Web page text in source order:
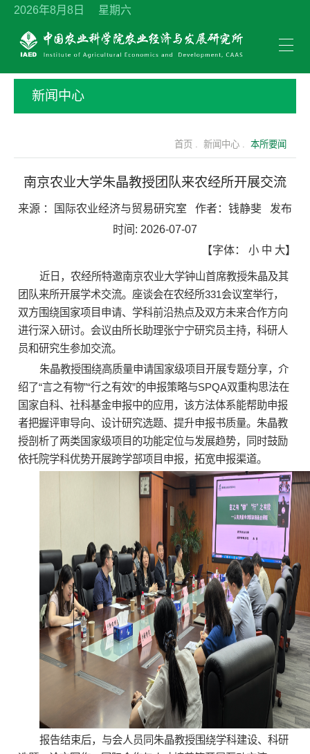
2026年8月8日 星期六
新闻中心
首页 . 新闻中心 . 本所要闻
南京农业大学朱晶教授团队来农经所开展交流
来源 ： 国际农业经济与贸易研究室 作者： 钱静斐
发布
时间: 2026-07-07
【字体： 小 中 大】
近日，农经所特邀南京农业大学钟山首席教授朱晶及其
团队来所开展学术交流。座谈会在农经所331会议室举行，
双方围绕国家项目申请、学科前沿热点及双方未来合作方向
进行深入研讨。会议由所长助理张宁宁研究员主持，科研人
员和研究生参加交流。
朱晶教授围绕高质量申请国家级项目开展专题分享，介
绍了“言之有物”“行之有效”的申报策略与SPQA双重构思法在
国家自科、社科基金申报中的应用，该方法体系能帮助申报
者把握评审导向、设计研究选题、提升申报书质量。朱晶教
授剖析了两类国家级项目的功能定位与发展趋势，同时鼓励
依托院学科优势开展跨学部项目申报，拓宽申报渠道。
报告结束后，与会人员同朱晶教授围绕学科建设、科研